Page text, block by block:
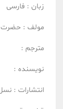
زبان : فارسی
مولف : حضرت
مترجم :
نویسنده :
انتشارات :